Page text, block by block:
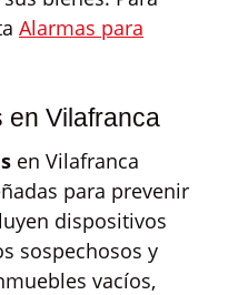
Alarmas para
en Vilafranca
en Vilafranca
para prevenir
dispositivos
sospechosos y
vacíos,